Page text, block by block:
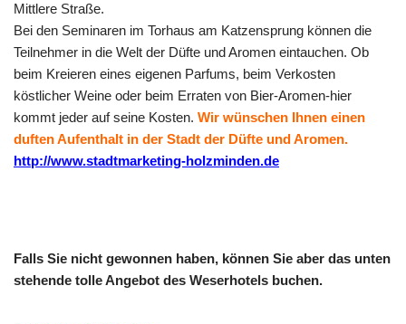
Mittlere Straße.
Bei den Seminaren im Torhaus am Katzensprung können die
Teilnehmer in die Welt der Düfte und Aromen eintauchen. Ob
beim Kreieren eines eigenen Parfums, beim Verkosten
köstlicher Weine oder beim Erraten von Bier-Aromen-hier
kommt jeder auf seine Kosten. Wir wünschen Ihnen einen
duften Aufenthalt in der Stadt der Düfte und Aromen.
http://www.stadtmarketing-holzminden.de
Falls Sie nicht gewonnen haben, können Sie aber das unten
stehende tolle Angebot des Weserhotels buchen.